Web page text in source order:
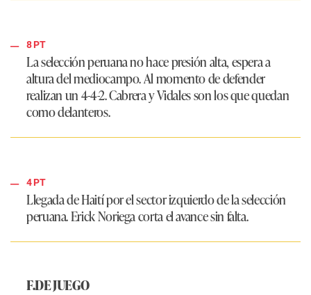
8 PT
La selección peruana no hace presión alta, espera a
altura del mediocampo. Al momento de defender
realizan un4-4-2. Cabrera y Vidales son los que quedan
como delanteros.
4 PT
Llegada de Haití por el sector izquierdo de la selección
peruana. Erick Noriega corta el avance sin falta.
F.DE JUEGO